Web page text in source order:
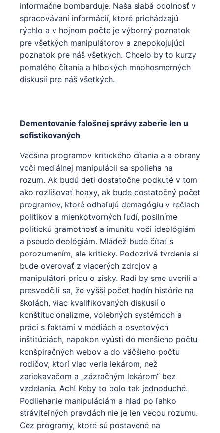
informačne bombarduje. Naša slabá odolnosť v
spracovávaní informácií, ktoré prichádzajú
rýchlo a v hojnom počte je výborný poznatok
pre všetkých manipulátorov a znepokojujúci
poznatok pre náš všetkých. Chcelo by to kurzy
pomalého čítania a hlbokých mnohosmerných
diskusií pre náš všetkých.
Dementovanie falošnej správy zaberie len u
sofistikovaných
Väčšina programov kritického čítania a a obrany
voči mediálnej manipulácii sa spolieha na
rozum. Ak budú deti dostatočne podkuté v tom
ako rozlišovať hoaxy, ak bude dostatočný počet
programov, ktoré odhaľujú demagógiu v rečiach
politikov a mienkotvorných ľudí, posilníme
politickú gramotnosť a imunitu voči ideológiám
a pseudoideológiám. Mládež bude čítať s
porozumením, ale kriticky. Podozrivé tvrdenia si
bude overovať z viacerých zdrojov a
manipulátori prídu o zisky. Radi by sme uverili a
presvedčili sa, že vyšší počet hodín histórie na
školách, viac kvalifikovaných diskusií o
konštitucionalizme, volebných systémoch a
práci s faktami v médiách a osvetových
inštitúciách, napokon vyústi do menšieho počtu
konšpiračných webov a do väčšieho počtu
rodičov, ktorí viac veria lekárom, než
zariekavačom a „zázračným lekárom“ bez
vzdelania. Ach! Keby to bolo tak jednoduché.
Podliehanie manipuláciám a hlad po ľahko
stráviteľných pravdách nie je len vecou rozumu.
Cez programy, ktoré sú postavené na